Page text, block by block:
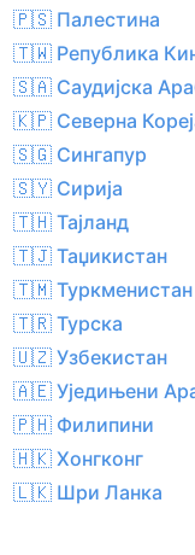
🇵🇸 Палестина
🇹🇼 Република
🇸🇦 Саудијска
🇰🇵 Северна
🇸🇬 Сингапур
🇸🇾 Сирија
🇹🇭 Тајланд
🇹🇯 Таџикистан
🇹🇲 Туркменистан
🇹🇷 Турска
🇺🇿 Узбекистан
🇦🇪 Уједињени
🇵🇭 Филипини
🇭🇰 Хонгконг
🇱🇰 Шри Ланка